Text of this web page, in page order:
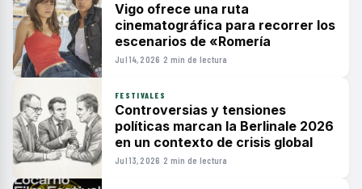
Vigo ofrece una ruta
cinematográfica para recorrer los
escenarios de «Romería
Jul 14, 2026 ·2 min de lectura
FESTIVALES
Controversias y tensiones
políticas marcan la Berlinale 2026
en un contexto de crisis global
Jul 13, 2026 ·2 min de lectura